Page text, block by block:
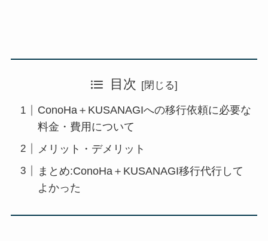
目次
ConoHa＋KUSANAGIへの移行依頼に必要な
料金・費用について
メリット・デメリット
まとめ:ConoHa＋KUSANAGI移行代行して
よかった